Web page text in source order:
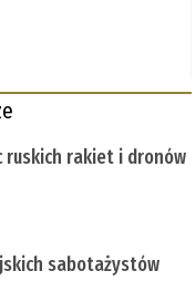
ruskich rakiet i dronów
sabotażystów